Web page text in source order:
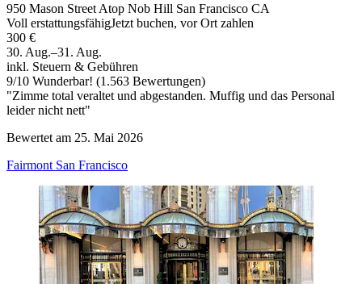
950 Mason Street Atop Nob Hill San Francisco CA
Voll erstattungsfähigJetzt buchen, vor Ort zahlen
300 €
30. Aug.–31. Aug.
inkl. Steuern & Gebühren
9/10 Wunderbar! (1.563 Bewertungen)
"Zimme total veraltet und abgestanden. Muffig und das Personal
leider nicht nett"
Bewertet am 25. Mai 2026
Fairmont San Francisco